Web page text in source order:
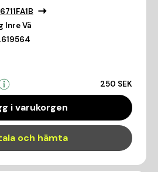
Inre Vä
250 SEK
i varukorgen
och hämta